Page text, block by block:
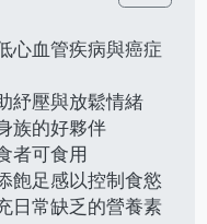
心血管疾病與癌症
紓壓與放鬆情緒
族的好夥伴
者可食用
飽足感以控制食慾
日常缺乏的營養素